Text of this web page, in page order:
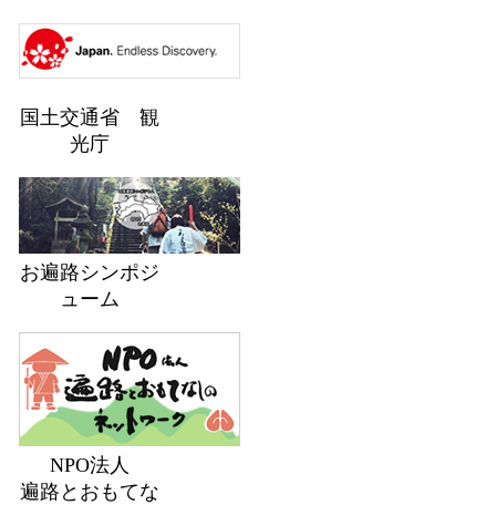
国土交通省 観
光庁
お遍路シンポジ
ューム
NPO法人
遍路とおもてな